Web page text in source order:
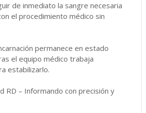
de inmediato la sangre necesaria
el procedimiento médico sin
permanece en estado
el equipo médico trabaja
estabilizarlo.
RD – Informando con precisión y